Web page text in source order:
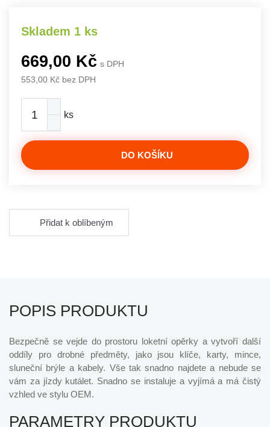
Skladem 1 ks
669,00 Kč s DPH
553,00 Kč bez DPH
ks
DO KOŠÍKU
Přidat k oblíbeným
POPIS PRODUKTU
Bezpečně se vejde do prostoru loketní opěrky a vytvoří další
oddíly pro drobné předměty, jako jsou klíče, karty, mince,
sluneční brýle a kabely. Vše tak snadno najdete a nebude se
vám za jízdy kutálet. Snadno se instaluje a vyjímá a má čistý
vzhled ve stylu OEM.
PARAMETRY PRODUKTU